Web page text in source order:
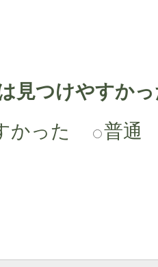
見つけやすか
かった
普通